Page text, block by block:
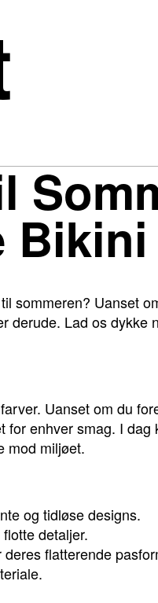
sommeren? Uanset
Lad os dykke
Uanset om du
for enhver smag. I
mod miljøet.
og tidløse designs.
detaljer.
flatterende